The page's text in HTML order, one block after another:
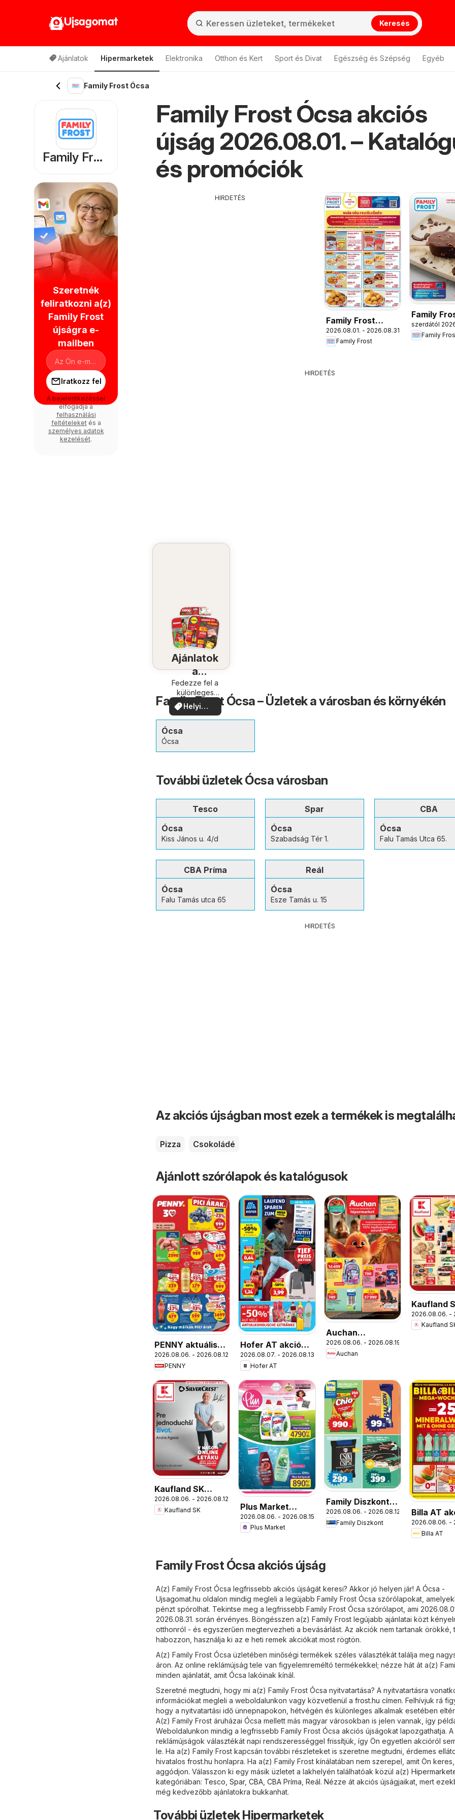
Ujsagomat Keresés
Ajánlatok Hipermarketek Elektronika Otthon és Kert Sport és Divat Egészség és Szépség Egyéb
Family Frost Ócsa
Family Frost Ócsa akciós
újság 2026.08.01. –
és promóciók
HIRDETÉS
Family Frost
akciós újság
2026.08.01. - 2026.08.31.
Family Frost
Family
Katalógus
szerdától
Family
HIRDETÉS
Ajánlatok
a
közelében
Fedezze fel a
különleges
ajánlatokat
Helyi
ajánlatok
Family Frost Ócsa – Üzletek a városban és környékén
Ócsa
Ócsa
További üzletek Ócsa városban
Tesco
Ócsa
Kiss János u. 4/d
Spar
Ócsa
Szabadság Tér 1.
CBA
Ócsa
Falu Tamás Utca 65.
CBA Príma
Ócsa
Falu Tamás utca 65
Reál
Ócsa
Esze Tamás u. 15
HIRDETÉS
Az akciós újságban most ezek a termékek is
Pizza Csokoládé
Ajánlott szórólapok és katalógusok
PENNY aktuális
akciós újság
2026.08.06. - 2026.08.12.
PENNY
Hofer AT akciós
újság
2026.08.07. - 2026.08.13.
Hofer AT
Auchan
Iskolakezdés
ajánlatok
2026.08.06. - 2026.08.19.
Auchan
Kaufland
akciós
2026.08.06. -
Kaufland
Kaufland SK
Nonfood akciós
újság
2026.08.06. - 2026.08.12.
Kaufland SK
Plus Market
akciós újság
2026.08.06. - 2026.08.15.
Plus Market
Family Diszkont
akciós újság
2026.08.06. - 2026.08.12.
Family Diszkont
Billa AT
újság
2026.08.06. -
Billa AT
Family Frost Ócsa akciós újság
A(z) Family Frost Ócsa legfrissebb akciós újságát keresi? Akkor jó helyen jár! A Ócsa -
Ujsagomat.hu oldalon mindig megleli a legújabb Family Frost Ócsa szórólapokat,
pénzt spórolhat. Tekintse meg a legfrissebb Family Frost Ócsa szórólapot, ami
2026.08.31. során érvényes. Böngésszen a(z) Family Frost legújabb ajánlatai közt
otthonról - és egyszerűen megtervezheti a bevásárlást. Az akciók nem tartanak örökké,
habozzon, használja ki az e heti remek akciókat most rögtön.
A(z) Family Frost Ócsa üzletében minőségi termékek széles választékát találja meg
áron. Az online reklámújság tele van figyelemreméltó termékekkel; nézze hát át a(z)
minden ajánlatát, amit Ócsa lakóinak kínál.
Szeretné megtudni, hogy mi a(z) Family Frost Ócsa nyitvatartása? A nyitvatartásra
információkat megleli a weboldalunkon vagy közvetlenül a frost.hu címen. Felhívjuk rá
hogy a nyitvatartási idő ünnepnapokon, hétvégén és különleges alkalmak esetében
A(z) Family Frost áruházai Ócsa mellett más magyar városokban is jelen vannak, így
Weboldalunkon mindig a legfrissebb Family Frost Ócsa akciós újságokat lapozgathatja. A
reklámújságok választékát napi rendszerességgel frissítjük, így Ön egyetlen akcióról
le. Ha a(z) Family Frost kapcsán további részleteket is szeretne megtudni, érdemes
hivatalos frost.hu honlapra. Ha a(z) Family Frost kínálatában nem szerepel, amit Ön
aggódjon. Válasszon ki egy másik üzletet a lakhelyén találhatóak közül a(z)
kategóriában: Tesco, Spar, CBA, CBA Príma, Reál . Nézze át akciós újságjaikat, mert
még kedvezőbb ajánlatokra bukkanhat.
További üzletek Hipermarketek
Family Frost
Szeretnék
feliratkozni a(z)
Family Frost
újságra e-
mailben
Iratkozz fel
A bejelentkezéssel
elfogadja a
felhasználási
feltételeketés a
személyes adatok
kezelését.